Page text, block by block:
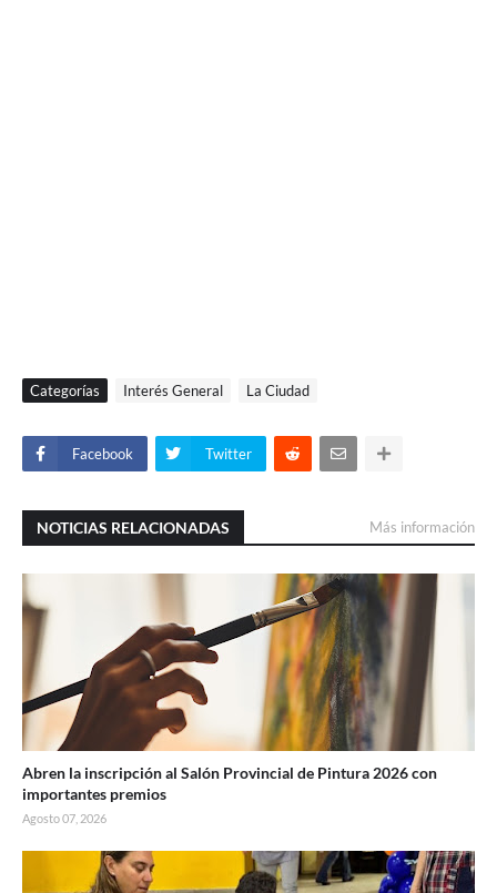
Categorías Interés General La Ciudad
Facebook Twitter
NOTICIAS RELACIONADAS Más información
Abren la inscripción al Salón Provincial de Pintura 2026 con
importantes premios
Agosto 07, 2026